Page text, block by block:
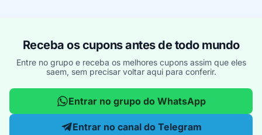
Receba os cupons antes de todo mundo
Entre no grupo e receba os melhores cupons assim que eles
saem, sem precisar voltar aqui para conferir.
Entrar no grupo do WhatsApp
Entrar no canal do Telegram